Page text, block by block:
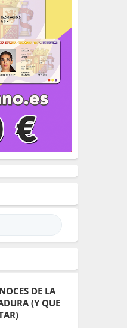
DE LA
(Y QUE